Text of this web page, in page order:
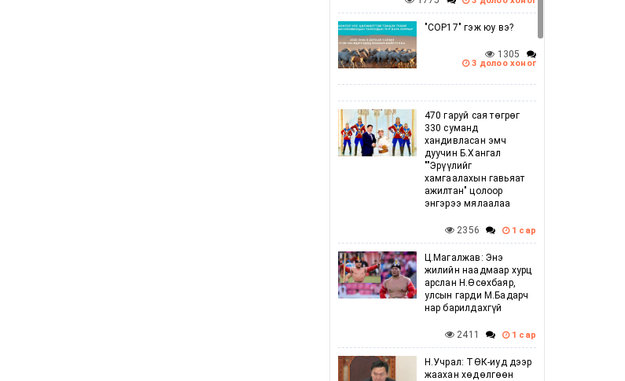
"COP17" гэж юу вэ?
1305
3 долоо хоног
470 гаруй сая төгрөг
330 суманд
хандивласан эмч
дуучин Б.Хангал
""Эрүүлийг
хамгаалахын гавьяат
ажилтан" цолоор
энгэрээ мялаалаа
2356 1 сар
Ц.Магалжав: Энэ
жилийн наадмаар хурц
арслан Н.Өсөхбаяр,
улсын гарди М.Бадарч
нар барилдахгүй
2411 1 сар
Н.Учрал: ТӨК-иуд дээр
жаахан хөдөлгөөн